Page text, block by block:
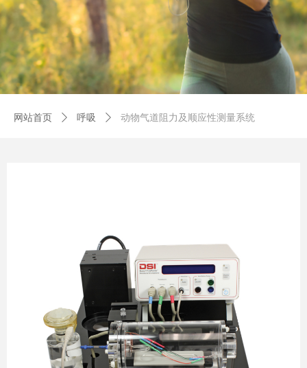
网站首页 ꄲ 呼吸 ꄲ 动物气道阻力及顺应性测量系统